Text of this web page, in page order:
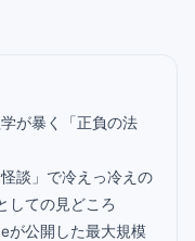
が暴く「正負の法
談」で冷えっ冷えの
しての見どころ
が公開した最大規模